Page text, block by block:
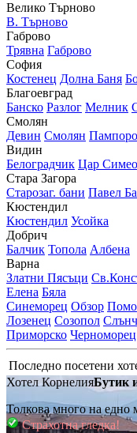
Велико Търново
В. Търново
Габрово
Трявна Габрово
София
Костенец Долна Баня
Благоевград
Банско Разлог Мелник
Смолян
Девин Смолян
Видин
Белоградчик Цар
Стара Загора
Старозаг. бани Павел
Кюстендил
Кюстендил Усойка
Добрич
Балчик Топола Албена
Варна
Златни Пясъци
Елена Бяла
Синеморец Обзор
Лозенец Созопол
Приморско Черноморец
Последно посетени
Хотел КорнелияБутик
Толкова много на едно
Страхотна гледка!